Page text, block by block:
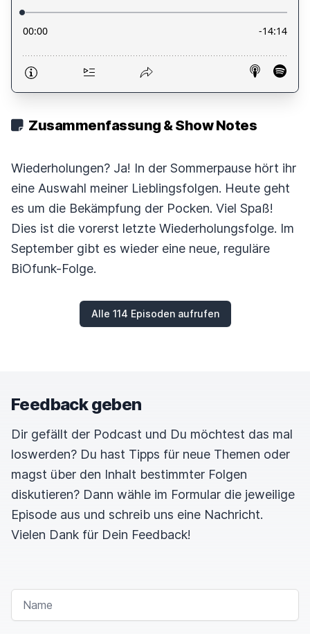
Zusammenfassung & Show Notes
Wiederholungen? Ja! In der Sommerpause hört ihr
eine Auswahl meiner Lieblingsfolgen. Heute geht
es um die Bekämpfung der Pocken. Viel Spaß!
Dies ist die vorerst letzte Wiederholungsfolge. Im
September gibt es wieder eine neue, reguläre
BiOfunk-Folge.
Alle 114 Episoden aufrufen
Feedback geben
Dir gefällt der Podcast und Du möchtest das mal
loswerden? Du hast Tipps für neue Themen oder
magst über den Inhalt bestimmter Folgen
diskutieren? Dann wähle im Formular die jeweilige
Episode aus und schreib uns eine Nachricht.
Vielen Dank für Dein Feedback!
NAME